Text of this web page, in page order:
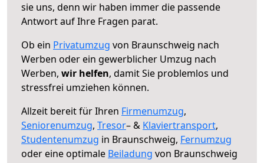
sie uns, denn wir haben immer die passende
Antwort auf Ihre Fragen parat.
Ob ein Privatumzug von Braunschweig nach
Werben oder ein gewerblicher Umzug nach
Werben, wir helfen, damit Sie problemlos und
stressfrei umziehen können.
Allzeit bereit für Ihren Firmenumzug,
Seniorenumzug, Tresor– & Klaviertransport,
Studentenumzug in Braunschweig, Fernumzug
oder eine optimale Beiladung von Braunschweig